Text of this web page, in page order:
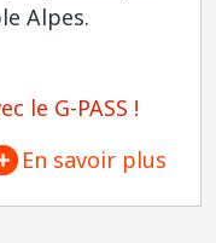
Alpes.
le G-PASS !
En savoir plus